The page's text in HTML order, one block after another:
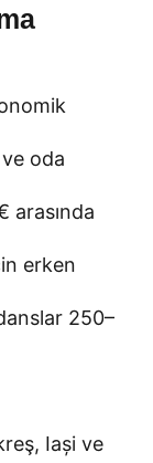
oda
arasında
erken
250–
Iași ve